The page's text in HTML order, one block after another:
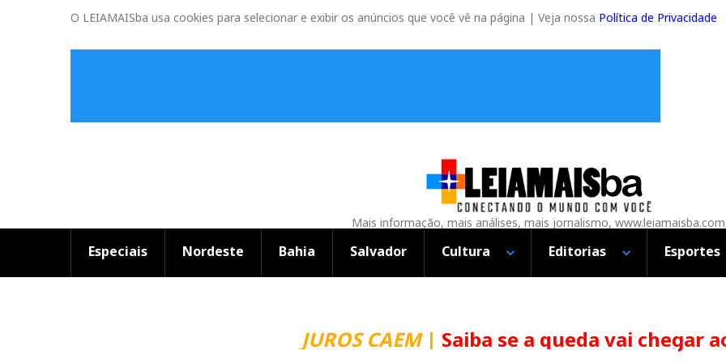
O LEIAMAISba usa cookies para selecionar e exibir os anúncios que você vê na página | Veja nossa Política de Privacidade
Mais informação, mais análises, mais jornalismo,
Especiais Nordeste Bahia Salvador Cultura Editorias Esportes
JUROS CAEM|Saiba se a queda vai chegar ao